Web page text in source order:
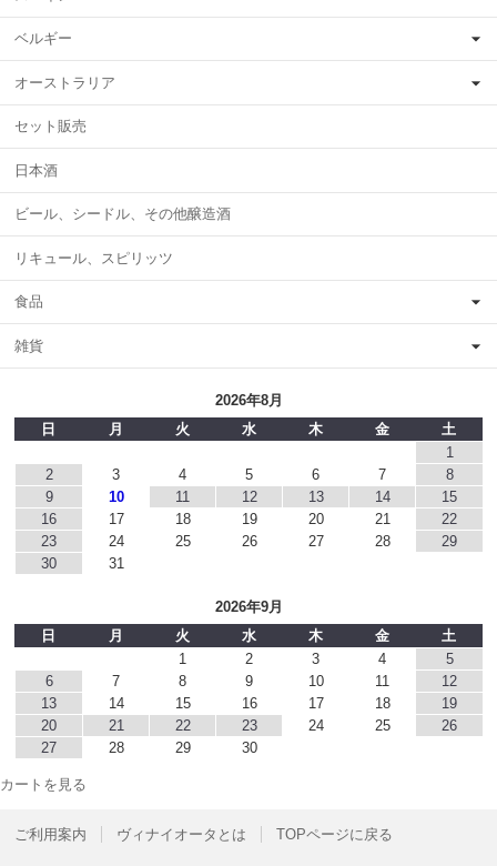
ベルギー
オーストラリア
セット販売
日本酒
ビール、シードル、その他醸造酒
リキュール、スピリッツ
食品
雑貨
2026年8月
日
月 火 水 木 金
土
1
2
3 4 5 6 7
8
9
10 11 12 13 14
15
16
17 18 19 20 21
22
23
24 25 26 27 28
29
30
31
2026年9月
日
月 火 水 木 金
土
1
2 3 4
5
6
7 8 9 10 11
12
13
14 15 16 17 18
19
20
21 22 23 24 25
26
27
28 29 30
カートを見る
ご利用案内 ヴィナイオータとは TOPページに戻る